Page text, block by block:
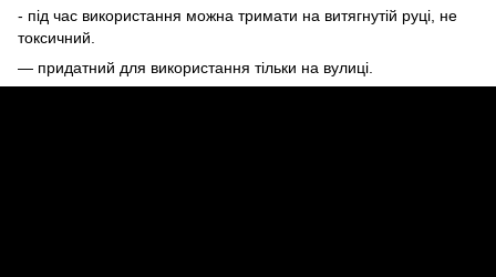
- під час використання можна тримати на витягнутій руці, не
токсичний.
— придатний для використання тільки на вулиці.